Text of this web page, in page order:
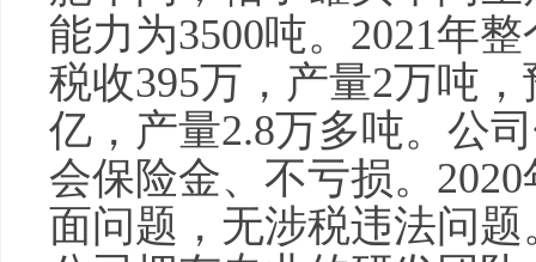
能力为3500吨。2021年
税收395万，产量2万吨
亿，产量2.8万多吨。公
会保险金、不亏损。
面问题，无涉税违法问题